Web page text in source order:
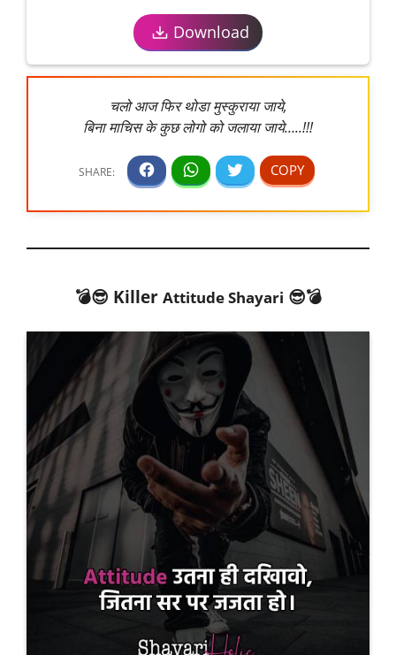
Download
चलो आज फिर थोडा मुस्कुराया जाये,
बिना माचिस के कुछ लोगो को जलाया जाये…..!!!
💣😎 Killer Attitude Shayari 😎💣